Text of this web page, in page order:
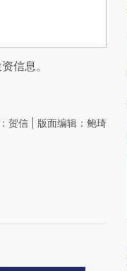
信息。
贺信 | 版面编辑：鲍琦